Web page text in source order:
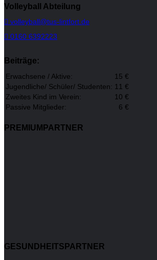
Volleyball Abteilung
volleyball@tus-lintfort.de
0160 6392223
Beiträge:
Erwachsene / Aktive:
15 €
Jugendliche/ Schüler/ Studenten: 11 €
Zweites Kind im Verein:
10 €
Passive Mitglieder:
6 €
PREMIUMPARTNER
GESUNDHEITSPARTNER